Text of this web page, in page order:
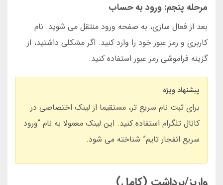
مرحله پنجم: ورود به حساب
بعد از فعال سازی، به صفحه ورود منتقل می شوید. نام
کاربری و رمز عبور خود را وارد کنید. اگر مشکلی داشتید، از
گزینه فراموشی رمز عبور استفاده کنید.
پیشنهاد ویژه
برای ثبت نام سریع تر، مستقیما از لینک اختصاصی در
کانال تلگرام استفاده کنید. این لینک معمولا به نام “ورود
سریع انفجار تایم” شناخته می شود.